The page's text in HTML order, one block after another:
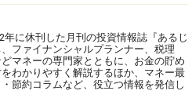
年に休刊した月刊の投資情報誌『あるじ
ファイナンシャルプランナー、税理
マネーの専門家とともに、お金の貯め
わかりやすく解説するほか、マネー最
節約コラムなど、役立つ情報を発信し